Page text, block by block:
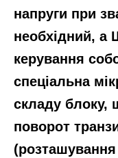
напруги при
необхідний, а
керування
спеціальна
складу блоку,
поворот